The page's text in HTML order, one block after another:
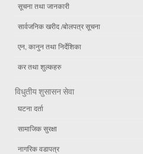
सूचना तथा जानकारी
सार्वजनिक खरीद /बोलपत्र सूचना
एन, कानुन तथा निर्देशिका
कर तथा शुल्कहरु
विधुतीय शुसासन सेवा
घटना दर्ता
सामाजिक सुरक्षा
नागरिक वडापत्र